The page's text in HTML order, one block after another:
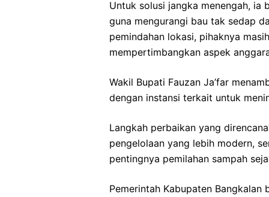
Untuk solusi jangka menengah, ia
guna mengurangi bau tak sedap
pemindahan lokasi, pihaknya
mempertimbangkan aspek
Wakil Bupati Fauzan Ja’far
dengan instansi terkait untuk
Langkah perbaikan yang
pengelolaan yang lebih modern,
pentingnya pemilahan sampah
Pemerintah Kabupaten